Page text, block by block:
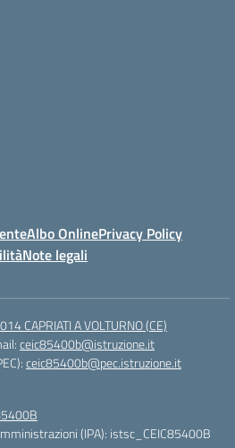
Albo OnlinePrivacy Policy
Note legali
CAPRIATI A VOLTURNO (CE)
ceic85400b@istruzione.it
ceic85400b@pec.istruzione.it
(IPA): istsc_CEIC85400B